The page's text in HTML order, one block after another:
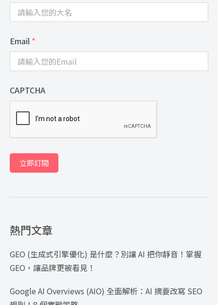
Email *
CAPTCHA
立即訂閱
熱門文章
GEO (生成式引擎優化) 是什麼？別讓 AI 把你靜音！掌握
GEO，讓品牌更被看見！
Google AI Overviews (AIO) 全面解析：AI 摘要改寫 SEO